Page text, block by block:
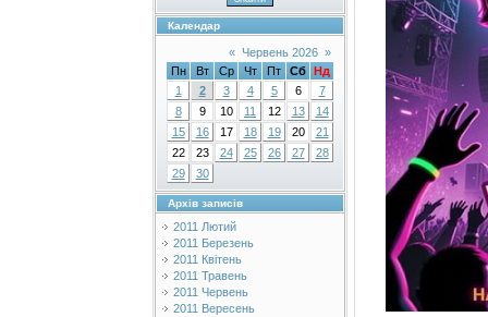
Календар
« Червень 2026 »
Пн
Вт Ср Чт Пт Сб Нд
1
2 3 4 5 6
7
8
9 10 11 12 13
14
15
16 17 18 19 20
21
22
23 24 25 26 27
28
29
30
Архів записів
2011 Лютий
2011 Березень
2011 Квітень
2011 Травень
2011 Червень
2011 Вересень